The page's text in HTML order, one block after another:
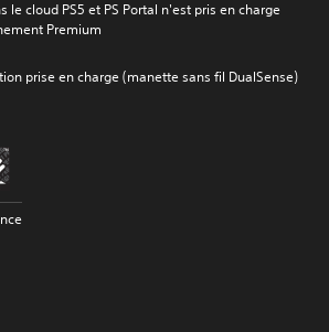
le cloud PS5 et PS Portal n'est pris en charge
Premium
prise en charge (manette sans fil DualSense)